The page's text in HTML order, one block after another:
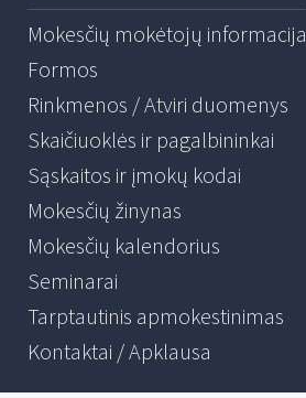
Mokesčių mokėtojų informacija
Formos
Rinkmenos / Atviri duomenys
Skaičiuoklės ir pagalbininkai
Sąskaitos ir įmokų kodai
Mokesčių žinynas
Mokesčių kalendorius
Seminarai
Tarptautinis apmokestinimas
Kontaktai / Apklausa